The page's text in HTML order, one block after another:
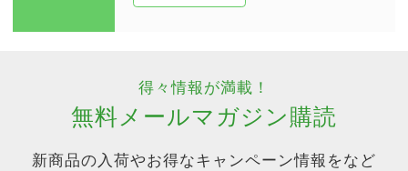
得々情報が満載！
無料メールマガジン購読
新商品の入荷やお得なキャンペーン情報をなど